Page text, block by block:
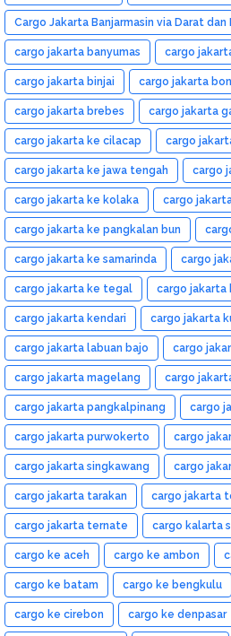
Cargo Jakarta Banjarmasin via Darat
cargo jakarta banyumas cargo
cargo jakarta binjai cargo jakarta
cargo jakarta brebes cargo jakarta
cargo jakarta ke cilacap cargo
cargo jakarta ke jawa tengah cargo
cargo jakarta ke kolaka cargo
cargo jakarta ke pangkalan bun
cargo jakarta ke samarinda cargo
cargo jakarta ke tegal cargo jakarta
cargo jakarta kendari cargo jakarta
cargo jakarta labuan bajo cargo
cargo jakarta magelang cargo
cargo jakarta pangkalpinang cargo
cargo jakarta purwokerto cargo
cargo jakarta singkawang cargo
cargo jakarta tarakan cargo jakarta
cargo jakarta ternate cargo kalarta
cargo ke aceh cargo ke ambon
cargo ke batam cargo ke bengkulu
cargo ke cirebon cargo ke denpasar